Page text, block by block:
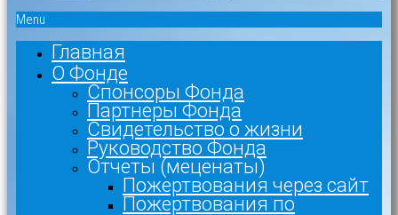
Menu
Главная
О Фонде
Спонсоры Фонда
Партнеры Фонда
Свидетельство о жизни
Руководство Фонда
Отчеты (меценаты)
Пожертвования через сайт
Пожертвования по